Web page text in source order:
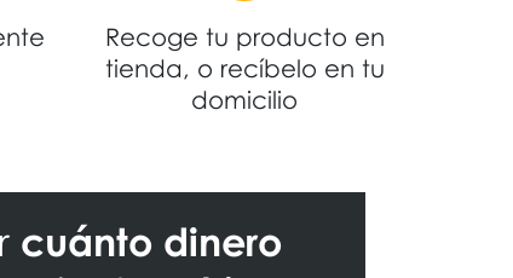
Recoge tu producto en
tienda, o recíbelo en tu
domicilio
cuánto dinero